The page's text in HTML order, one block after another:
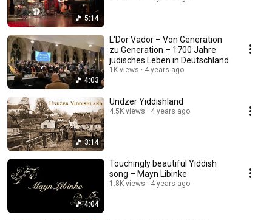
5:14
4:03
L'Dor Vador – Von Generation
zu Generation – 1700 Jahre
jüdisches Leben in Deutschland
1K views 4 years ago
3:14
Undzer Yiddishland
4.5K views 4 years ago
4:04
Touchingly beautiful Yiddish
song – Mayn Libinke
1.8K views 4 years ago